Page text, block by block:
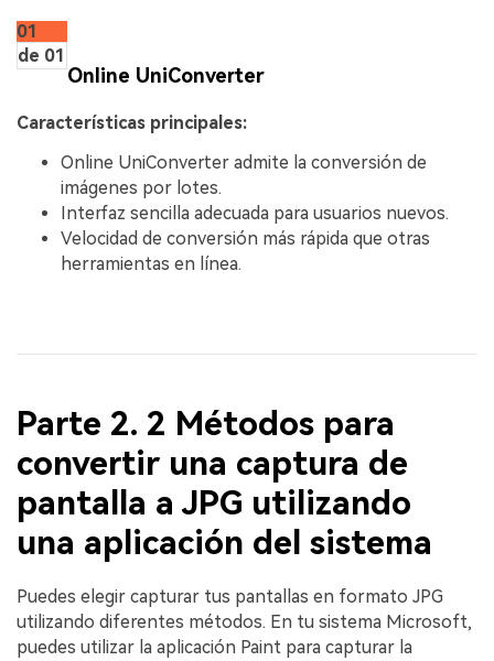
01
de 01
Online UniConverter
Características principales:
Online UniConverter admite la conversión de
imágenes por lotes.
Interfaz sencilla adecuada para usuarios nuevos.
Velocidad de conversión más rápida que otras
herramientas en línea.
Parte 2. 2 Métodos para
convertir una captura de
pantalla a JPG utilizando
una aplicación del sistema
Puedes elegir capturar tus pantallas en formato JPG
utilizando diferentes métodos. En tu sistema Microsoft,
puedes utilizar la aplicación Paint para capturar la